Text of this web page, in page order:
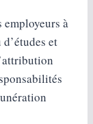
à
et